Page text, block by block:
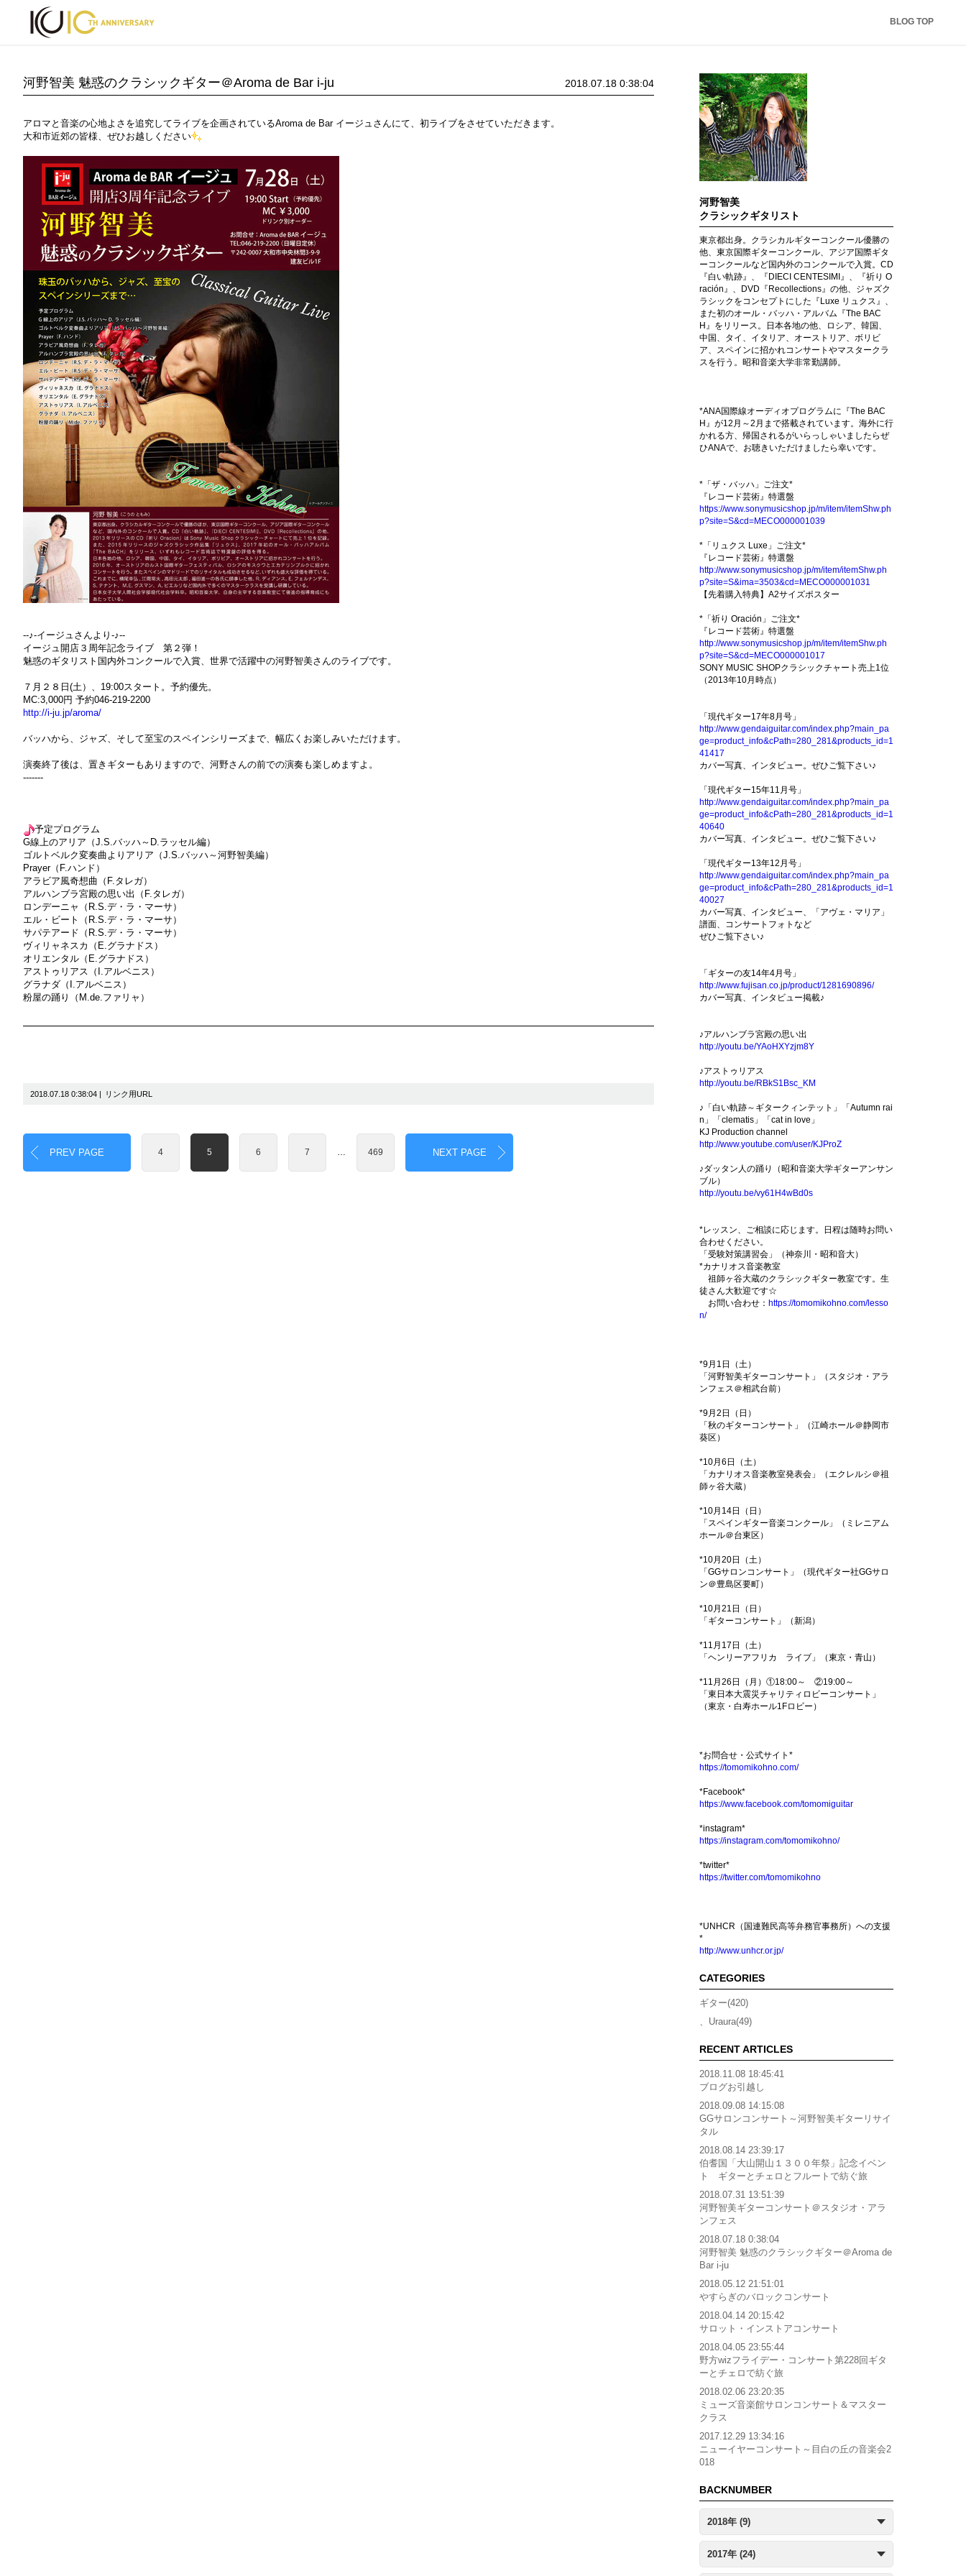
BLOG TOP
河野智美 魅惑のクラシックギター＠Aroma de Bar i-ju 2018.07.18 0:38:04
アロマと音楽の心地よさを追究してライブを企画されているAroma de Bar イージュさんにて、初ライブをさせていただきます。
大和市近郊の皆様、ぜひお越しください
--♪-イージュさんより-♪--
イージュ開店３周年記念ライブ 第２弾！
魅惑のギタリスト国内外コンクールで入賞、世界で活躍中の河野智美さんのライブです。
７月２８日(土）、19:00スタート。予約優先。
MC:3,000円 予約046-219-2200
http://i-ju.jp/aroma/
バッハから、ジャズ、そして至宝のスペインシリーズまで、幅広くお楽しみいただけます。
演奏終了後は、置きギターもありますので、河野さんの前での演奏も楽しめますよ。
-------
予定プログラム
G線上のアリア（J.S.バッハ～D.ラッセル編）
ゴルトベルク変奏曲よりアリア（J.S.バッハ～河野智美編）
Prayer（F.ハンド）
アラビア風奇想曲（F.タレガ）
アルハンブラ宮殿の思い出（F.タレガ）
ロンデーニャ（R.S.デ・ラ・マーサ）
エル・ビート（R.S.デ・ラ・マーサ）
サパテアード（R.S.デ・ラ・マーサ）
ヴィリャネスカ（E.グラナドス）
オリエンタル（E.グラナドス）
アストゥリアス（I.アルベニス）
グラナダ（I.アルベニス）
粉屋の踊り（M.de.ファリャ）
2018.07.18 0:38:04 | リンク用URL
PREV PAGE 4 5 6 7 … 469 NEXT PAGE
河野智美
クラシックギタリスト
東京都出身。クラシカルギターコンクール優勝の
他、東京国際ギターコンクール、アジア国際ギタ
ーコンクールなど国内外のコンクールで入賞。CD
『白い軌跡』、『DIECI CENTESIMI』、『祈り O
ración』、DVD『Recollections』の他、ジャズク
ラシックをコンセプトにした『Luxe リュクス』、
また初のオール・バッハ・アルバム『The BAC
H』をリリース。日本各地の他、ロシア、韓国、
中国、タイ、イタリア、オーストリア、ボリビ
ア、スペインに招かれコンサートやマスタークラ
スを行う。昭和音楽大学非常勤講師。
*ANA国際線オーディオプログラムに『The BAC
H』が12月～2月まで搭載されています。海外に行
かれる方、帰国されるがいらっしゃいましたらぜ
ひANAで、お聴きいただけましたら幸いです。
*「ザ・バッハ」ご注文*
『レコード芸術』特選盤
https://www.sonymusicshop.jp/m/item/itemShw.ph
p?site=S&cd=MECO000001039
*「リュクス Luxe」ご注文*
『レコード芸術』特選盤
http://www.sonymusicshop.jp/m/item/itemShw.ph
p?site=S&ima=3503&cd=MECO000001031
【先着購入特典】A2サイズポスター
*「祈り Oración」ご注文*
『レコード芸術』特選盤
http://www.sonymusicshop.jp/m/item/itemShw.ph
p?site=S&cd=MECO000001017
SONY MUSIC SHOPクラシックチャート売上1位
（2013年10月時点）
「現代ギター17年8月号」
http://www.gendaiguitar.com/index.php?main_pa
ge=product_info&cPath=280_281&products_id=1
41417
カバー写真、インタビュー。ぜひご覧下さい♪
「現代ギター15年11月号」
http://www.gendaiguitar.com/index.php?main_pa
ge=product_info&cPath=280_281&products_id=1
40640
カバー写真、インタビュー。ぜひご覧下さい♪
「現代ギター13年12月号」
http://www.gendaiguitar.com/index.php?main_pa
ge=product_info&cPath=280_281&products_id=1
40027
カバー写真、インタビュー、「アヴェ・マリア」
譜面、コンサートフォトなど
ぜひご覧下さい♪
「ギターの友14年4月号」
http://www.fujisan.co.jp/product/1281690896/
カバー写真、インタビュー掲載♪
♪アルハンブラ宮殿の思い出
http://youtu.be/YAoHXYzjm8Y
♪アストゥリアス
http://youtu.be/RBkS1Bsc_KM
♪「白い軌跡～ギタークィンテット」「Autumn rai
n」「clematis」「cat in love」
KJ Production channel
http://www.youtube.com/user/KJProZ
♪ダッタン人の踊り（昭和音楽大学ギターアンサン
ブル）
http://youtu.be/vy61H4wBd0s
*レッスン、ご相談に応じます。日程は随時お問い
合わせください。
「受験対策講習会」（神奈川・昭和音大）
*カナリオス音楽教室
祖師ヶ谷大蔵のクラシックギター教室です。生
徒さん大歓迎です☆
お問い合わせ： https://tomomikohno.com/lesso
n/
*9月1日（土）
「河野智美ギターコンサート」（スタジオ・アラ
ンフェス＠相武台前）
*9月2日（日）
「秋のギターコンサート」（江崎ホール＠静岡市
葵区）
*10月6日（土）
「カナリオス音楽教室発表会」（エクレルシ＠祖
師ヶ谷大蔵）
*10月14日（日）
「スペインギター音楽コンクール」（ミレニアム
ホール＠台東区）
*10月20日（土）
「GGサロンコンサート」（現代ギター社GGサロ
ン＠豊島区要町）
*10月21日（日）
「ギターコンサート」（新潟）
*11月17日（土）
「ヘンリーアフリカ ライブ」（東京・青山）
*11月26日（月）①18:00～ ②19:00～
「東日本大震災チャリティロビーコンサート」
（東京・白寿ホール1Fロビー）
*お問合せ・公式サイト*
https://tomomikohno.com/
*Facebook*
https://www.facebook.com/tomomiguitar
*instagram*
https://instagram.com/tomomikohno/
*twitter*
https://twitter.com/tomomikohno
*UNHCR（国連難民高等弁務官事務所）への支援
*
http://www.unhcr.or.jp/
CATEGORIES
ギター(420)
、Uraura(49)
RECENT ARTICLES
2018.11.08 18:45:41
ブログお引越し
2018.09.08 14:15:08
GGサロンコンサート～河野智美ギターリサイ
タル
2018.08.14 23:39:17
伯耆国「大山開山１３００年祭」記念イベン
ト ギターとチェロとフルートで紡ぐ旅
2018.07.31 13:51:39
河野智美ギターコンサート＠スタジオ・アラ
ンフェス
2018.07.18 0:38:04
河野智美 魅惑のクラシックギター＠Aroma de
Bar i-ju
2018.05.12 21:51:01
やすらぎのバロックコンサート
2018.04.14 20:15:42
サロット・インストアコンサート
2018.04.05 23:55:44
野方wizフライデー・コンサート第228回ギタ
ーとチェロで紡ぐ旅
2018.02.06 23:20:35
ミューズ音楽館サロンコンサート＆マスター
クラス
2017.12.29 13:34:16
ニューイヤーコンサート～目白の丘の音楽会2
018
BACKNUMBER
2018年 (9)
2017年 (24)